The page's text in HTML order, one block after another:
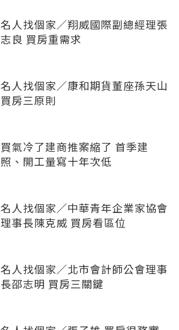
名人找個家／翔威國際副總經理張
志良 買房重需求
名人找個家／康和期貨董座孫天山
買房三原則
買氣冷了建商推案縮了 首季建
照、開工量寫十年次低
名人找個家／中華青年企業家協會
理事長陳克威 買房看區位
名人找個家／北市會計師公會理事
長邵志明 買房三關鍵